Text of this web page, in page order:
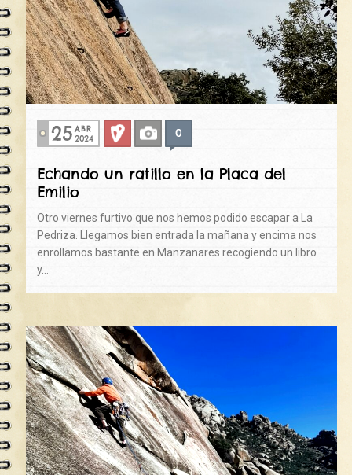
Deportiva
Fotos
25 ABR
2024 0
Echando un ratillo en la Placa del
Emilio
Otro viernes furtivo que nos hemos podido escapar a La
Pedriza. Llegamos bien entrada la mañana y encima nos
enrollamos bastante en Manzanares recogiendo un libro
y…